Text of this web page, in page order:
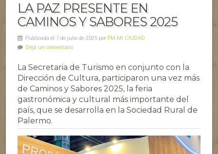
LA PAZ PRESENTE EN
CAMINOS Y SABORES 2025
Publicada el 7 de julio de 2025 por FM MI CIUDAD
Deja un comentario
La Secretaria de Turismo en conjunto con la
Dirección de Cultura, participaron una vez más
de Caminos y Sabores 2025, la feria
gastronómica y cultural más importante del
país, que se desarrolla en la Sociedad Rural de
Palermo.